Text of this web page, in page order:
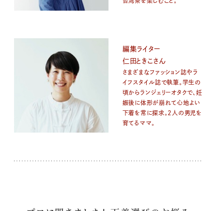
編集ライター
仁田ときこさん
さまざまなファッション誌やラ
イフスタイル誌で執筆。学生の
頃からランジェリーオタクで、妊
娠後に体形が崩れて心地よい
下着を常に探求。2人の男児を
育てるママ。